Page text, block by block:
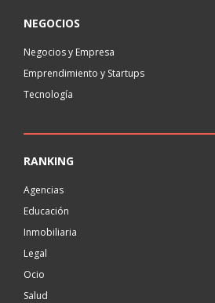
NEGOCIOS
Negocios y Empresa
Emprendimiento y Startups
Tecnología
RANKING
Agencias
Educación
Inmobiliaria
Legal
Ocio
Salud